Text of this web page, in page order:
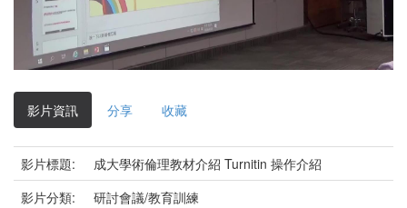
放
影
影片資訊 分享 收藏
影片標題:
成大學術倫理教材介紹 Turnitin 操作介紹
影片分類:
研討會議/教育訓練